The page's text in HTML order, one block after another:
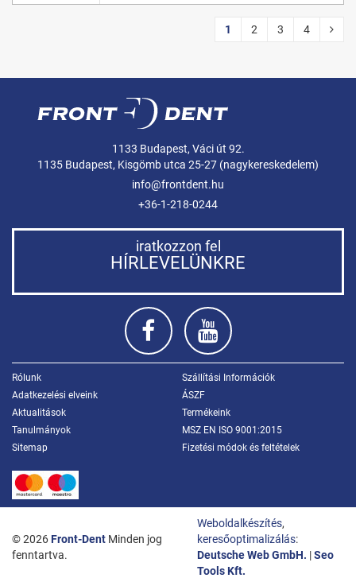
1 2 3 4
1133 Budapest, Váci út 92.
1135 Budapest, Kisgömb utca 25-27 (nagykereskedelem)
info@frontdent.hu
+36-1-218-0244
iratkozzon fel
HÍRLEVELÜNKRE
Rólunk
Szállítási Információk
Adatkezelési elveink
ÁSZF
Aktualitások
Termékeink
Tanulmányok
MSZ EN ISO 9001:2015
Sitemap
Fizetési módok és feltételek
© 2026Front-Dent Minden jog
fenntartva.
Weboldalkészítés,
keresőoptimalizálás:
Deutsche Web GmbH. |Seo
Tools Kft.